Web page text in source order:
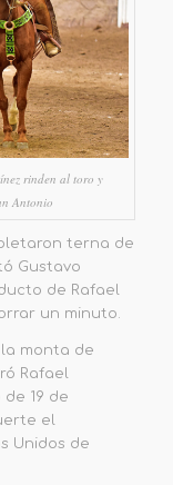
rinden al toro y
Antonio
terna de
Gustavo
de Rafael
un minuto.
la monta de
Rafael
19 de
el
Unidos de